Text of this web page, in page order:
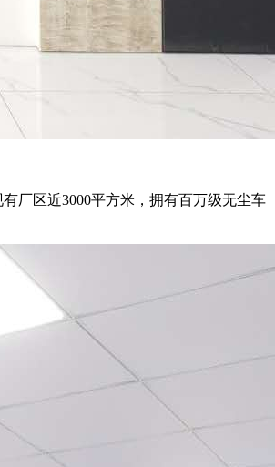
厂区近3000平方米，拥有百万级无尘车